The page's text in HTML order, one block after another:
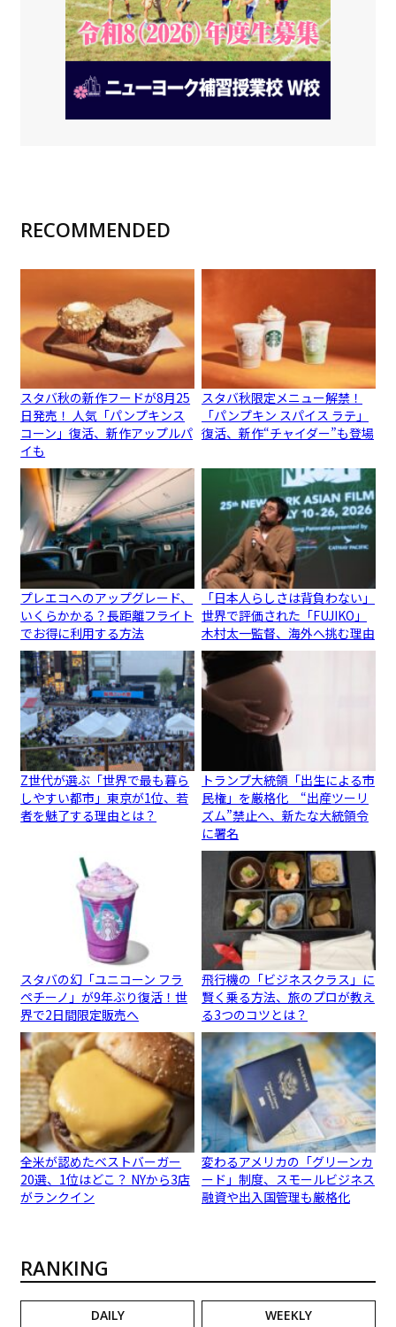
RECOMMENDED
スタバ秋の新作フードが8月25
日発売！ 人気「パンプキンス
コーン」復活、新作アップルパ
イも
スタバ秋限定メニュー解禁！
「パンプキン スパイス ラテ」
復活、新作“チャイダー”も登場
プレエコへのアップグレード、
いくらかかる？長距離フライト
でお得に利用する方法
「日本人らしさは背負わない」
世界で評価された「FUJIKO」
木村太一監督、海外へ挑む理由
Z世代が選ぶ「世界で最も暮ら
しやすい都市」東京が1位、若
者を魅了する理由とは？
トランプ大統領「出生による市
民権」を厳格化 “出産ツーリ
ズム”禁止へ、新たな大統領令
に署名
スタバの幻「ユニコーン フラ
ペチーノ」が9年ぶり復活！世
界で2日間限定販売へ
飛行機の「ビジネスクラス」に
賢く乗る方法、旅のプロが教え
る3つのコツとは？
全米が認めたベストバーガー
20選、1位はどこ？ NYから3店
がランクイン
変わるアメリカの「グリーンカ
ード」制度、スモールビジネス
融資や出入国管理も厳格化
RANKING
DAILY WEEKLY